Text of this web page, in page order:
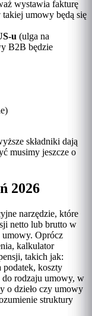
wystawia fakturę
takiej umowy będą się
u (ulga na
B2B będzie
składniki dają
musimy jeszcze o
2026
narzędzie, które
netto lub brutto w
umowy. Oprócz
kalkulator
takich jak:
podatek, koszty
do rodzaju umowy, w
o dzieło czy umowy
struktury